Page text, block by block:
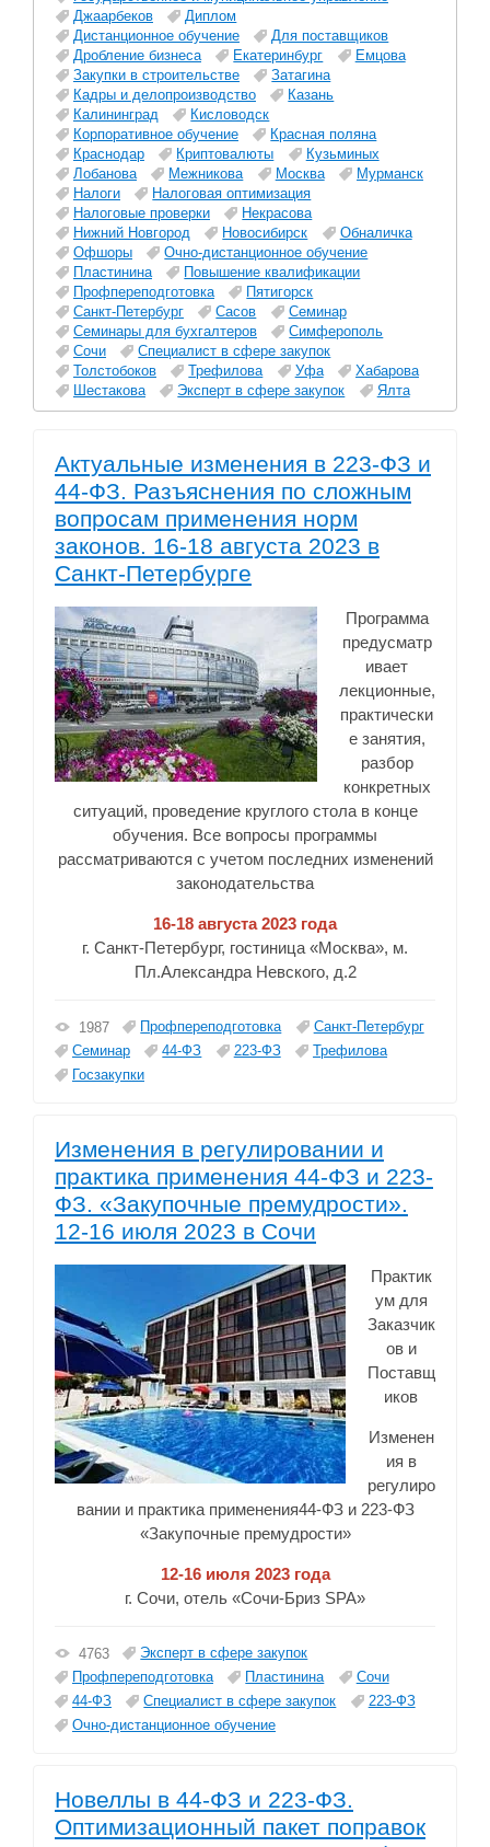
Джаарбеков
Диплом
Дистанционное обучение
Для поставщиков
Дробление бизнеса
Екатеринбург
Емцова
Закупки в строительстве
Затагина
Кадры и делопроизводство
Казань
Калининград
Кисловодск
Корпоративное обучение
Красная поляна
Краснодар
Криптовалюты
Кузьминых
Лобанова
Межникова Москва
Мурманск
Налоги
Налоговая оптимизация
Налоговые проверки
Некрасова
Нижний Новгород
Новосибирск
Обналичка
Офшоры
Очно-дистанционное обучение
Пластинина
Повышение квалификации
Профпереподготовка
Пятигорск
Санкт-Петербург
Сасов
Семинар
Семинары для бухгалтеров
Симферополь
Сочи
Специалист в сфере закупок
Толстобоков
Трефилова Уфа
Хабарова
Шестакова
Эксперт в сфере закупок Ялта
Актуальные изменения в 223-ФЗ и
44-ФЗ. Разъяснения по сложным
вопросам применения норм
законов. 16-18 августа 2023 в
Санкт-Петербурге
Программа
предусматр
ивает
лекционные,
практически
е занятия,
разбор
конкретных
ситуаций, проведение круглого стола в конце
обучения. Все вопросы программы
рассматриваются с учетом последних изменений
законодательства
16-18 августа 2023 года
г. Санкт-Петербург, гостиница «Москва», м.
Пл.Александра Невского, д.2
1987 Профпереподготовка
Санкт-Петербург
Семинар
44-ФЗ 223-ФЗ
Трефилова
Госзакупки
Изменения в регулировании и
практика применения 44-ФЗ и 223-
ФЗ. «Закупочные премудрости».
12-16 июля 2023 в Сочи
Практик
ум для
Заказчик
ов и
Поставщ
иков
Изменен
ия в
регулиро
вании и практика применения44-ФЗ и 223-ФЗ
«Закупочные премудрости»
12-16 июля 2023 года
г. Сочи, отель «Сочи-Бриз SPA»
4763
Эксперт в сфере закупок
Профпереподготовка
Пластинина
Сочи
44-ФЗ
Специалист в сфере закупок
223-ФЗ
Очно-дистанционное обучение
Новеллы в 44-ФЗ и 223-ФЗ.
Оптимизационный пакет поправок